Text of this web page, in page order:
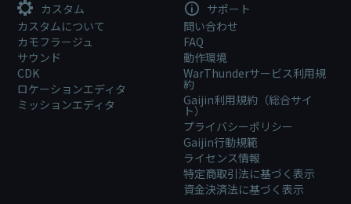
カスタム
カスタムについて
カモフラージュ
サウンド
CDK
ロケーションエディタ
ミッションエディタ
サポート
問い合わせ
FAQ
動作環境
WarThunderサービス利用規
約
Gaijin利用規約（総合サイ
ト）
プライバシーポリシー
Gaijin行動規範
ライセンス情報
特定商取引法に基づく表示
資金決済法に基づく表示